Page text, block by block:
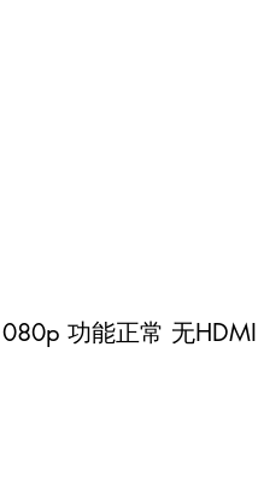
功能正常 无HDMI